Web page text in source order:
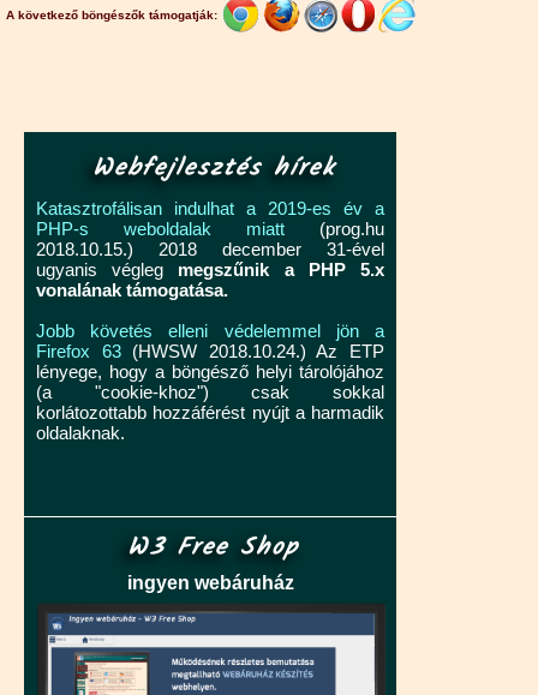
A következő böngészők támogatják:
Webfejlesztés hírek
Katasztrofálisan indulhat a 2019-es év a
PHP-s weboldalak miatt (prog.hu
2018.10.15.) 2018 december 31-ével
ugyanis végleg megszűnik a PHP 5.x
vonalának támogatása.
Jobb követés elleni védelemmel jön a
Firefox 63(HWSW 2018.10.24.) Az ETP
lényege, hogy a böngésző helyi tárolójához
(a "cookie-khoz") csak sokkal
korlátozottabb hozzáférést nyújt a harmadik
oldalaknak.
W3 Free Shop
ingyen webáruház